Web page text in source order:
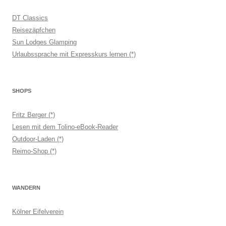
DT Classics
Reisezäpfchen
Sun Lodges Glamping
Urlaubssprache mit Expresskurs lernen (*)
SHOPS
Fritz Berger (*)
Lesen mit dem Tolino-eBook-Reader
Outdoor-Laden (*)
Reimo-Shop (*)
WANDERN
Kölner Eifelverein